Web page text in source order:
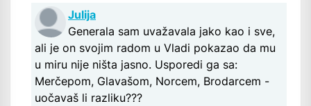
Julija
Generala sam uvažavala jako kao i sve,
ali je on svojim radom u Vladi pokazao da mu
u miru nije ništa jasno. Usporedi ga sa:
Merčepom, Glavašom, Norcem, Brodarcem -
uočavaš li razliku???